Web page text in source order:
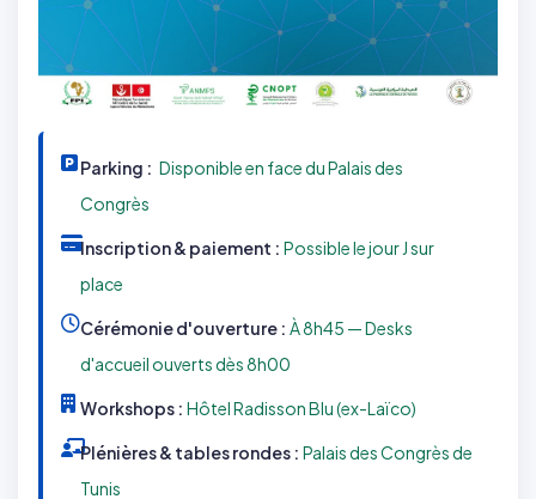
Parking : Disponible en face du Palais des
Congrès
Inscription & paiement : Possible le jour J sur
place
Cérémonie d'ouverture : À 8h45 — Desks
d'accueil ouverts dès 8h00
Workshops : Hôtel Radisson Blu (ex-Laïco)
Plénières & tables rondes : Palais des Congrès de
Tunis